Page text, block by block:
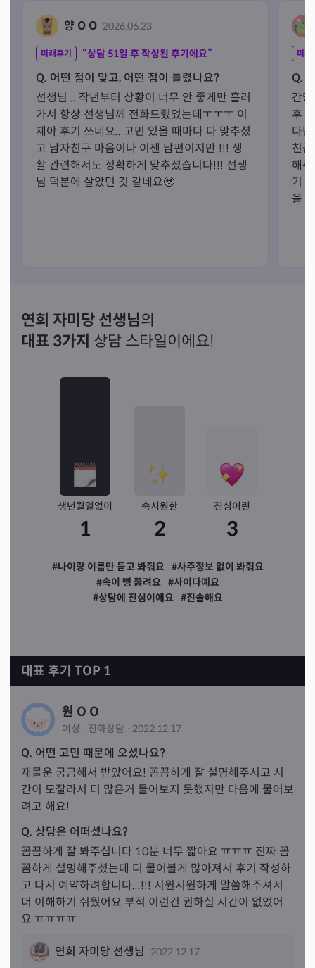
양 O O 2026.06.23
미래후기 “상담 51일 후 작성된 후기에요”
Q. 어떤 점이 맞고, 어떤 점이 틀렸나요?
선생님 .. 작년부터 상황이 너무 안 좋게만 흘러
가서 항상 선생님께 전화드렸었는데ㅜㅜㅜ 이
제야 후기 쓰네요.. 고민 있을 때마다 다 맞추셨
고 남자친구 마음이나 이젠 남편이지만 !!! 생
활 관련해서도 정확하게 맞추셨습니다!!! 선생
님 덕분에 살았던 것 같네요🥹
미래
Q.
간
후
다
친
해
기
을
연희 자미당 선생님의
대표 3가지 상담 스타일이에요!
생년월일없이
1
속시원한
2
진심어린
3
#나이랑 이름만 듣고 봐줘요 #사주정보 없이 봐줘요
#속이 뻥 뚫려요 #사이다예요
#상담에 진심이에요 #진솔해요
대표 후기 TOP 1
원 O O
여성 · 전화상담 · 2022.12.17
Q. 어떤 고민 때문에 오셨나요?
재물운 궁금해서 받았어요! 꼼꼼하게 잘 설명해주시고 시
간이 모잘라서 더 많은거 물어보지 못했지만 다음에 물어보
려고 해요!
Q. 상담은 어떠셨나요?
꼼꼼하게 잘 봐주십니다 10분 너무 짧아요 ㅠㅠㅠ 진짜 꼼
꼼하게 설명해주셨는데 더 물어볼게 많아져서 후기 작성하
고 다시 예약하려합니다...!!! 시원시원하게 말씀해주셔서
더 이해하기 쉬웠어요 부적 이런건 권하실 시간이 없었어
요 ㅠㅠㅠㅠ
연희 자미당 선생님 2022.12.17